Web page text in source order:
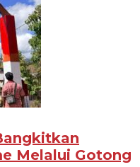
Melalui Gotong